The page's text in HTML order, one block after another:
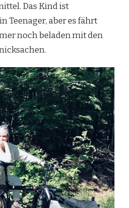
Das Kind ist
Teenager, aber es fährt
noch beladen mit den